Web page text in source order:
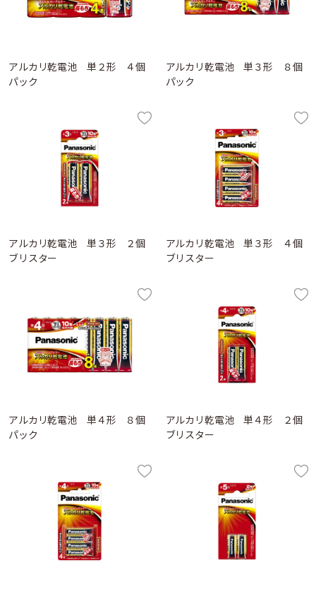
アルカリ乾電池 単２形 ４個
パック
アルカリ乾電池 単３形 ８個
パック
アルカリ乾電池 単３形 ２個
ブリスター
アルカリ乾電池 単３形 ４個
ブリスター
アルカリ乾電池 単４形 ８個
パック
アルカリ乾電池 単４形 ２個
ブリスター